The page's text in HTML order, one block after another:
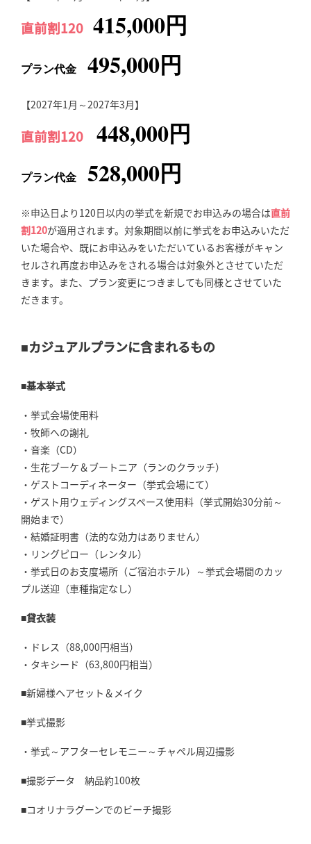
直前割120 415,000円
プラン代金 495,000円
【2027年1月～2027年3月】
直前割120 448,000円
プラン代金 528,000円
※申込日より120日以内の挙式を新規でお申込みの場合は直前
割120が適用されます。対象期間以前に挙式をお申込みいただ
いた場合や、既にお申込みをいただいているお客様がキャン
セルされ再度お申込みをされる場合は対象外とさせていただ
きます。また、プラン変更につきましても同様とさせていた
だきます。
■カジュアルプランに含まれるもの
■基本挙式
・挙式会場使用料
・牧師への謝礼
・音楽（CD）
・生花ブーケ＆ブートニア（ランのクラッチ）
・ゲストコーディネーター（挙式会場にて）
・ゲスト用ウェディングスペース使用料（挙式開始30分前～
開始まで）
・結婚証明書（法的な効力はありません）
・リングピロー（レンタル）
・挙式日のお支度場所（ご宿泊ホテル）～挙式会場間のカッ
プル送迎（車種指定なし）
■貸衣装
・ドレス（88,000円相当）
・タキシード（63,800円相当）
■新婦様ヘアセット＆メイク
■挙式撮影
・挙式～アフターセレモニー～チャペル周辺撮影
■撮影データ 納品約100枚
■コオリナラグーンでのビーチ撮影